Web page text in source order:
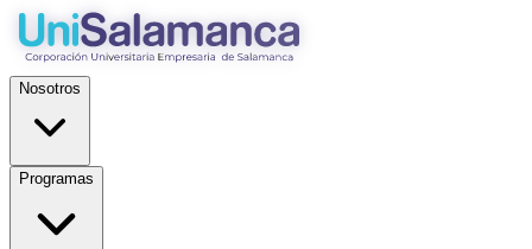
Nosotros
Programas